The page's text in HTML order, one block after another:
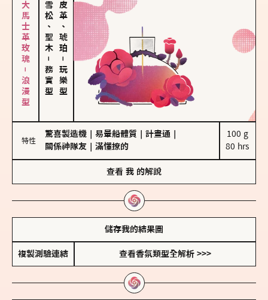
大馬士革玫瑰－浪漫型 雪松、聖木
－
務實型
皮革、琥珀
－
玩樂型
特性
驚喜製造機 易暈船體質 計畫通
關係神隊友
滿懂撩的
100 g
80 hrs
查看 我 的解說
儲存我的結果圖
複製測驗連結 查看香氛類型全解析 >>>